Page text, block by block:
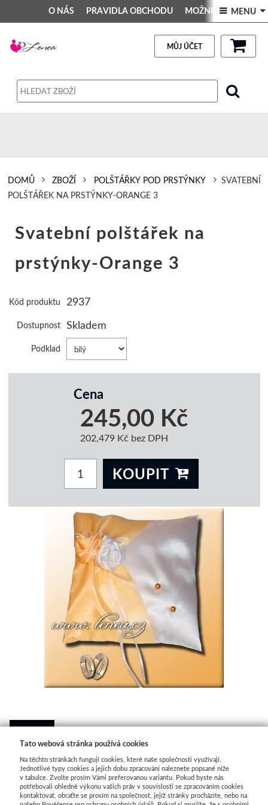
O NÁS PRAVIDLA OBCHODU MOŽNOSTI PLATBY
DEKORACE DO INTERIÉRU Kontakt GALERIE
 MENU 
MŮJ ÚČET
DOMŮ ZBOŽÍ POLŠTÁŘKY POD PRSTÝNKY
SVATEBNÍ
POLŠTÁŘEK NA PRSTÝNKY-ORANGE 3
Svatební polštářek na
prstýnky-Orange 3
Kód produktu 2937
Dostupnost Skladem
Podklad
Cena
245,00 Kč
202,479 Kč bez DPH
KOUPIT
DISKUSE
Tato webová stránka používá cookies
Na těchto stránkách fungují cookies, které naše společnosti využívají.
Jednotlivé typy cookies a jejich dobu zpracování naleznete popsané níže
v tabulce. Zvolte prosím Vámi preferovanou variantu. Pokud byste nás
potřebovali ohledně výkonu vašich práv v souvislosti se zpracováním cookies
kontaktovat, obraťte se prosím na společnost, jejíž stránky procházíte, nebo na